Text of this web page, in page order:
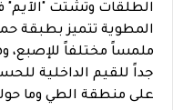
الطلقات وتشتت
ملمساً مختلفاً للإصبع،
جداً للقيم الداخلية
على منطقة الطي وما